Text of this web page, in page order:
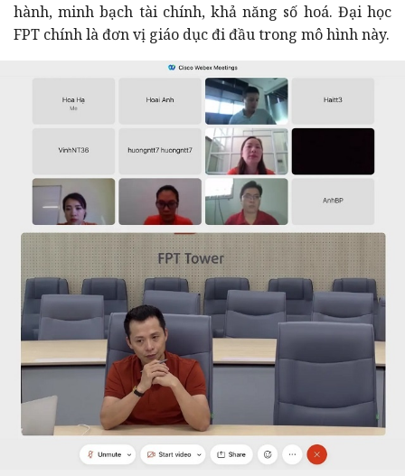
hành, minh bạch tài chính, khả năng số hoá. Đại học
FPT chính là đơn vị giáo dục đi đầu trong mô hình này.